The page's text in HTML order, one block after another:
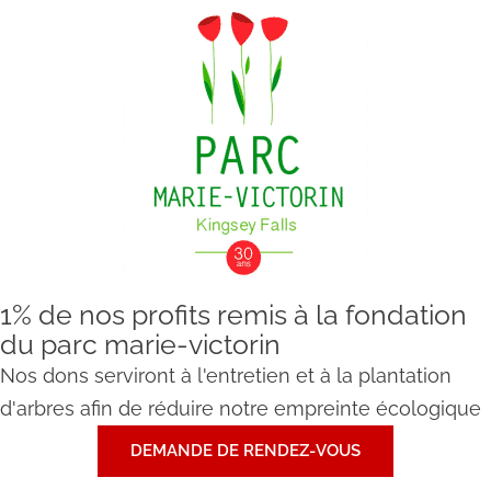
1% de nos profits remis à la fondation
du parc marie-victorin
Nos dons serviront à l'entretien et à la plantation
d'arbres afin de réduire notre empreinte écologique
DEMANDE DE RENDEZ-VOUS